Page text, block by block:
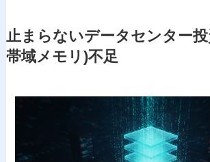
止まらないデータセンター
帯域メモリ)不足